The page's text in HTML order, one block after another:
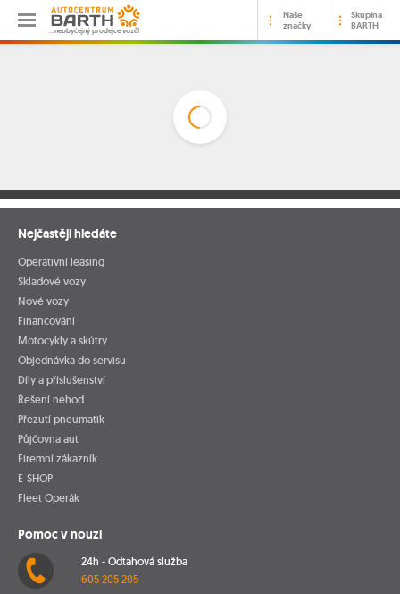
…neobyčejný prodejce vozů!
Naše
značky
Skupina
BARTH
Nejčastěji hledáte
Operativní leasing
Skladové vozy
Nové vozy
Financování
Motocykly a skútry
Objednávka do servisu
Díly a příslušenství
Řešení nehod
Přezutí pneumatik
Půjčovna aut
Firemní zákazník
E-SHOP
Fleet Operák
Pomoc v nouzi
24h - Odtahová služba
605 205 205